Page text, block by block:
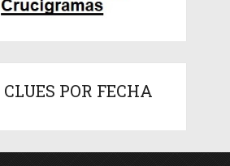
POR FECHA